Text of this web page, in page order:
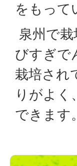
をもって
泉州で
びすぎで
栽培され
りがよく
できます。